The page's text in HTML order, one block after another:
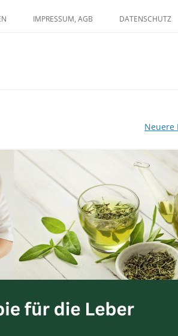
AUS DER PAUL-SCHMIDT-
IMPRESSUM, AGB DATENSCHUTZ
Neuere